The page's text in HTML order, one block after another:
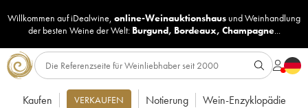
Willkommen auf iDealwine, online-Weinauktionshaus undWeinhandlung
der besten Weine der Welt: Burgund, Bordeaux, Champagne...
Kaufen VERKAUFEN Notierung Wein-Enzyklopädie